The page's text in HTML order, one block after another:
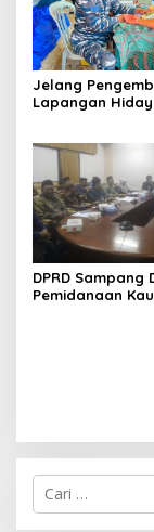
Jelang
Lapangan
Nelayan
DPRD Sampang
Pemidanaan
Cari
untuk: